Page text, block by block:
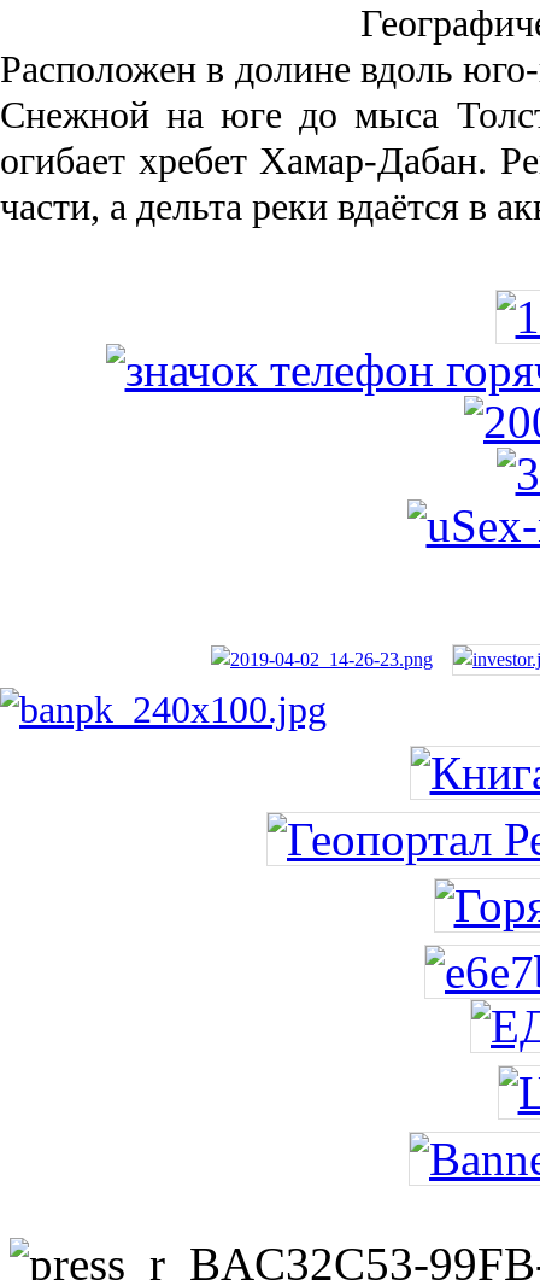
Рас­положен в долине вдоль
Снежной на юге до мыса
огибает хребет Хамар-Дабан.
части, а дельта реки вда­ётся в